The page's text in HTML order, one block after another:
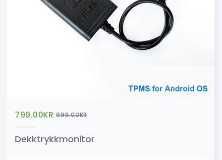
799.00KR 999.00KR
Dekktrykkmonitor